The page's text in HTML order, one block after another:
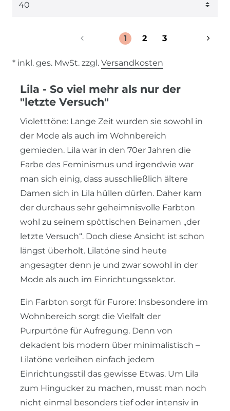
1 2 3
* inkl. ges. MwSt. zzgl. Versandkosten
Lila - So viel mehr als nur der
"letzte Versuch"
Violetttöne: Lange Zeit wurden sie sowohl in
der Mode als auch im Wohnbereich
gemieden. Lila war in den 70er Jahren die
Farbe des Feminismus und irgendwie war
man sich einig, dass ausschließlich ältere
Damen sich in Lila hüllen dürfen. Daher kam
der durchaus sehr geheimnisvolle Farbton
wohl zu seinem spöttischen Beinamen „der
letzte Versuch“. Doch diese Ansicht ist schon
längst überholt. Lilatöne sind heute
angesagter denn je und zwar sowohl in der
Mode als auch im Einrichtungssektor.
Ein Farbton sorgt für Furore: Insbesondere im
Wohnbereich sorgt die Vielfalt der
Purpurtöne für Aufregung. Denn von
dekadent bis modern über minimalistisch –
Lilatöne verleihen einfach jedem
Einrichtungsstil das gewisse Etwas. Um Lila
zum Hingucker zu machen, musst man noch
nicht einmal besonders tief oder intensiv in